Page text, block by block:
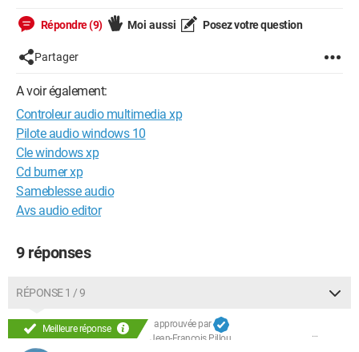
Répondre (9) Moi aussi Posez votre question
Partager
A voir également:
Controleur audio multimedia xp
Pilote audio windows 10
Cle windows xp
Cd burner xp
Sameblesse audio
Avs audio editor
9 réponses
RÉPONSE 1 / 9
Meilleure réponse
approuvée par
Jean-François Pillou